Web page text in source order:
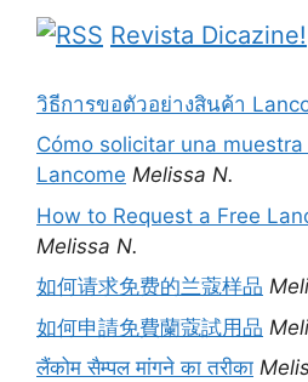
Revista Dicazine!
วิธีการขอตัวอย่างสินค้า
Cómo solicitar una
Lancome Melissa N.
How to Request a Free
Melissa N.
如何请求免费的兰蔻样品
如何申請免費蘭蔻試用品
लैंकोम सैम्पल मांगने का तरीका